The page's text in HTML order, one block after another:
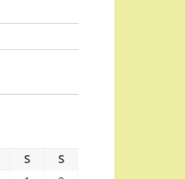
S
S